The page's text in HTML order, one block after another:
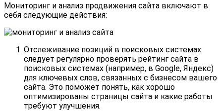
Мониторинг и анализ продвижения сайта включают в
себя следующие действия:
Отслеживание позиций в поисковых системах:
следует регулярно проверять рейтинг сайта в
поисковых системах (например, в Google, Яндекс)
для ключевых слов, связанных с бизнесом вашего
сайта. Это поможет понять, как хорошо
оптимизированы страницы сайта и какие работы
требуют улучшения.